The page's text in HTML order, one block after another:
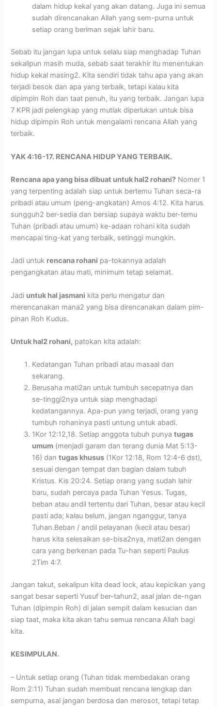
dalam hidup kekal yang akan datang. Juga ini semua
sudah direncanakan Allah yang sem-purna untuk
setiap orang beriman sejak lahir baru.
Sebab itu jangan lupa untuk selalu siap menghadap Tuhan
sekalipun masih muda, sebab saat terakhir itu menentukan
hidup kekal masing2. Kita sendiri tidak tahu apa yang akan
terjadi besok dan apa yang terbaik, tetapi kalau kita
dipimpin Roh dan taat penuh, itu yang terbaik. Jangan lupa
7 KPR jadi pelengkap yang mutlak diperlukan untuk bisa
hidup dipimpin Roh untuk mengalami rencana Allah yang
terbaik.
YAK 4:16-17. RENCANA HIDUP YANG TERBAIK.
Rencana apa yang bisa dibuat untuk hal2 rohani? Nomer 1
yang terpenting adalah siap untuk bertemu Tuhan seca-ra
pribadi atau umum (peng-angkatan) Amos 4:12. Kita harus
sungguh2 ber-sedia dan bersiap supaya waktu ber-temu
Tuhan (pribadi atau umum) ke-adaan rohani kita sudah
mencapai ting-kat yang terbaik, setinggi mungkin.
Jadi untuk rencana rohani pa-tokannya adalah
pengangkatan atau mati, minimum tetap selamat.
Jadi untuk hal jasmani kita perlu mengatur dan
merencanakan mana2 yang bisa direncanakan dalam pim-
pinan Roh Kudus.
Untuk hal2 rohani, patokan kita adalah:
Kedatangan Tuhan pribadi atau masaal dan
sekarang.
Berusaha mati2an untuk tumbuh secepatnya dan
se-tinggi2nya untuk siap menghadapi
kedatangannya. Apa-pun yang terjadi, orang yang
tumbuh rohaninya pasti untung untuk abadi.
1Kor 12:12,18. Setiap anggota tubuh punyatugas
umum (menjadi garam dan terang dunia Mat 5:13-
16) dantugas khusus (1Kor 12:18, Rom 12:4-6 dst),
sesuai dengan tempat dan bagian dalam tubuh
Kristus. Kis 20:24. Setiap orang yang sudah lahir
baru, sudah percaya pada Tuhan Yesus. Tugas,
beban atau andil tertentu dari Tuhan, besar atau kecil
pasti ada; kalau belum, jangan nganggur, tanya
Tuhan.Beban / andil pelayanan (kecil atau besar)
harus kita selesaikan se-bisa2nya, mati2an dengan
cara yang berkenan pada Tu-han seperti Paulus
2Tim 4:7.
Jangan takut, sekalipun kita dead lock, atau kepicikan yang
sangat besar seperti Yusuf ber-tahun2, asal jalan de-ngan
Tuhan (dipimpin Roh) di jalan sempit dalam kesucian dan
siap taat, maka kita akan tahu semua rencana Allah bagi
kita.
KESIMPULAN.
– Untuk setiap orang (Tuhan tidak membedakan orang
Rom 2:11) Tuhan sudah membuat rencana lengkap dan
sempurna, asal jangan berdosa dan merosot, tetapi tetap